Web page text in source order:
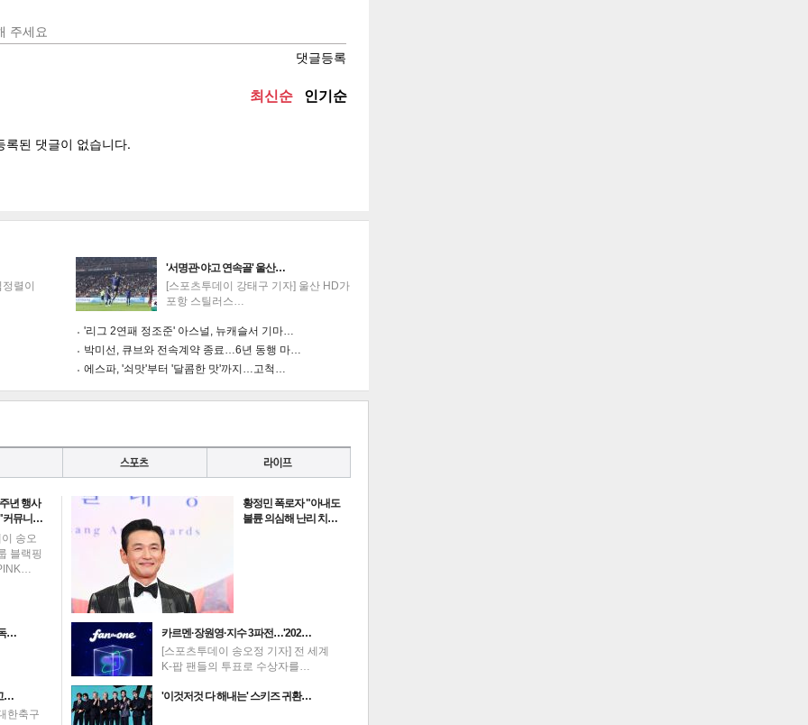
인쇄 목록
렬이
'서명관·야고 연속골' 울산…
[스포츠투데이 강태구 기자] 울산 HD가
포항 스틸러스…
'리그 2연패 정조준' 아스널, 뉴캐슬서 기마…
박미선, 큐브와 전속계약 종료…6년 동행 마…
에스파, '쇠맛'부터 '달콤한 맛'까지…고척…
년 행사
커뮤니…
송오
블랙핑
…
…
한축구
황정민 폭로자 "아내도
불륜 의심해 난리 치…
카르멘·장원영·지수 3파전…'202…
[스포츠투데이 송오정 기자] 전 세계
K-팝 팬들의 투표로 수상자를…
'이것저것 다 해내는' 스키즈 귀환…